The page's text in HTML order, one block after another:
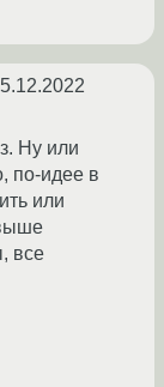
Ну или
по-идее в
или
все